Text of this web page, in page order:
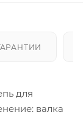
для
валка